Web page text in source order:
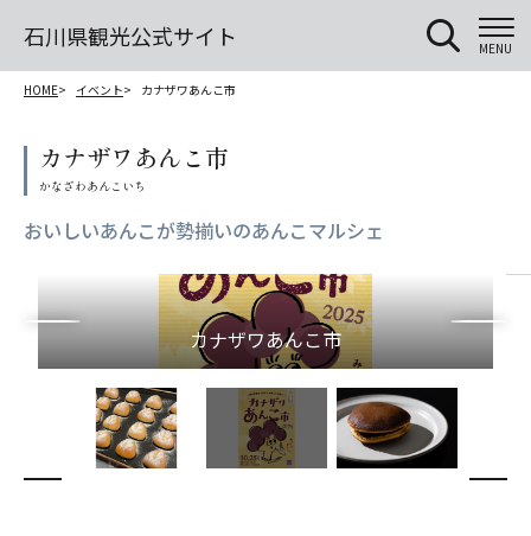
石川県観光公式サイト MENU
HOME イベント カナザワあんこ市
カナザワあんこ市
おいしいあんこが勢揃いのあんこマルシェ